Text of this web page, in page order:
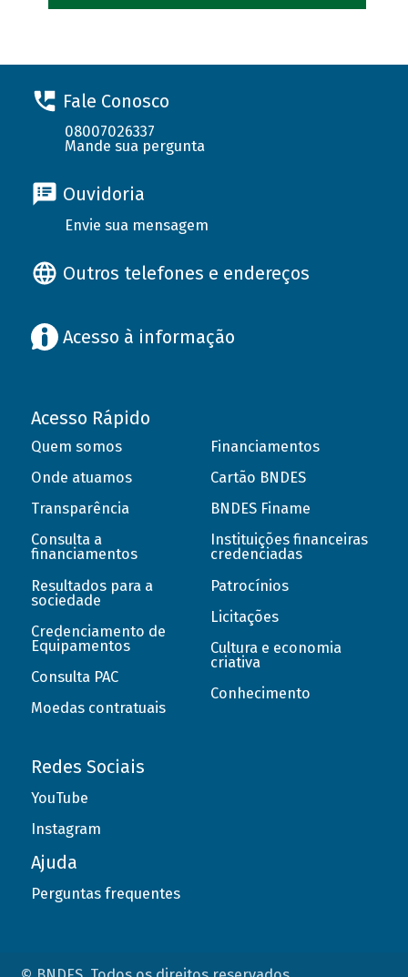
Fale Conosco
08007026337
Mande sua pergunta
Ouvidoria
Envie sua mensagem
Outros telefones e endereços
Acesso à informação
Acesso Rápido
Quem somos
Onde atuamos
Transparência
Consulta a
financiamentos
Resultados para a
sociedade
Credenciamento de
Equipamentos
Consulta PAC
Moedas contratuais
Financiamentos
Cartão BNDES
BNDES Finame
Instituições financeiras
credenciadas
Patrocínios
Licitações
Cultura e economia
criativa
Conhecimento
Redes Sociais
YouTube
Instagram
Ajuda
Perguntas frequentes